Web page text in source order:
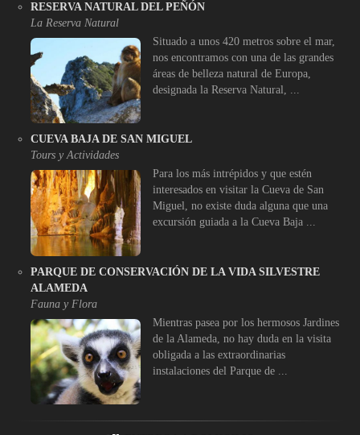
RESERVA NATURAL DEL PEÑÓN
La Reserva Natural
Situado a unos 420 metros sobre el mar,
nos encontramos con una de las grandes
áreas de belleza natural de Europa,
designada la Reserva Natural, ...
CUEVA BAJA DE SAN MIGUEL
Tours y Actividades
Para los más intrépidos y que estén
interesados en visitar la Cueva de San
Miguel, no existe duda alguna que una
excursión guiada a la Cueva Baja ...
PARQUE DE CONSERVACIÓN DE LA VIDA SILVESTRE
ALAMEDA
Fauna y Flora
Mientras pasea por los hermosos Jardines
de la Alameda, no hay duda en la visita
obligada a las extraordinarias
instalaciones del Parque de ...